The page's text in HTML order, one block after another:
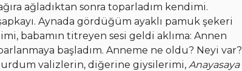
ağladıktan sonra toparladım kendimi.
Aynada gördüğüm ayaklı pamuk şekeri
babamın titreyen sesi geldi aklıma: Annen
başladım. Anneme ne oldu? Neyi var?
valizlerin, diğerine giysilerimi, Anayasaya